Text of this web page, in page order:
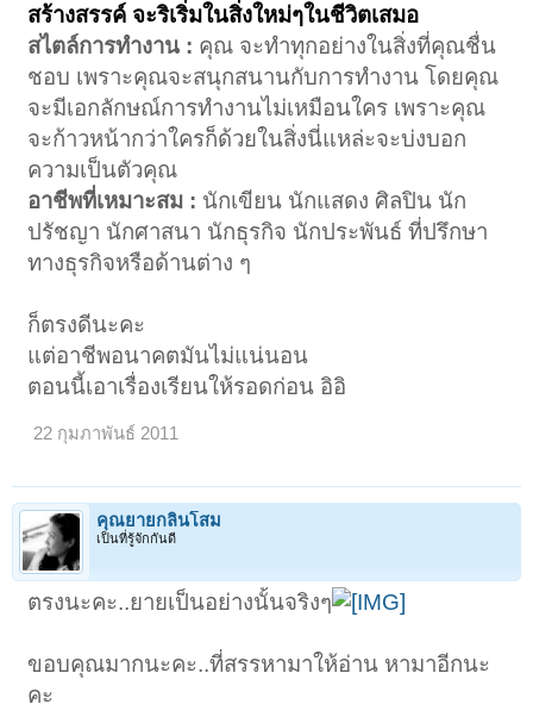
สร้างสรรค์ จะริเริ่มในสิ่งใหม่ๆในชีวิตเสมอ
สไตล์การทำงาน : คุณ จะทำทุกอย่างในสิ่งที่คุณชื่น
ชอบ เพราะคุณจะสนุกสนานกับการทำงาน โดยคุณ
จะมีเอกลักษณ์การทำงานไม่เหมือนใคร เพราะคุณ
จะก้าวหน้ากว่าใครก็ด้วยในสิ่งนี่แหล่ะจะบ่งบอก
ความเป็นตัวคุณ
อาชีพที่เหมาะสม : นักเขียน นักแสดง ศิลปิน นัก
ปรัชญา นักศาสนา นักธุรกิจ นักประพันธ์ ที่ปรึกษา
ทางธุรกิจหรือด้านต่าง ๆ
ก็ตรงดีนะคะ
แต่อาชีพอนาคตมันไม่แน่นอน
ตอนนี้เอาเรื่องเรียนให้รอดก่อน อิอิ
22 กุมภาพันธ์ 2011
คุณยายกลิ่นโสม
เป็นที่รู้จักกันดี
ตรงนะคะ..ยายเป็นอย่างนั้นจริงๆ
ขอบคุณมากนะคะ..ที่สรรหามาให้อ่าน หามาอีกนะ
คะ